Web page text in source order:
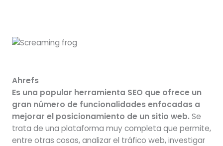
Ahrefs
Es una popular herramienta SEO que ofrece un
gran número de funcionalidades enfocadas a
mejorar el posicionamiento de un sitio web. Se
trata de una plataforma muy completa que permite,
entre otras cosas, analizar el tráfico web, investigar